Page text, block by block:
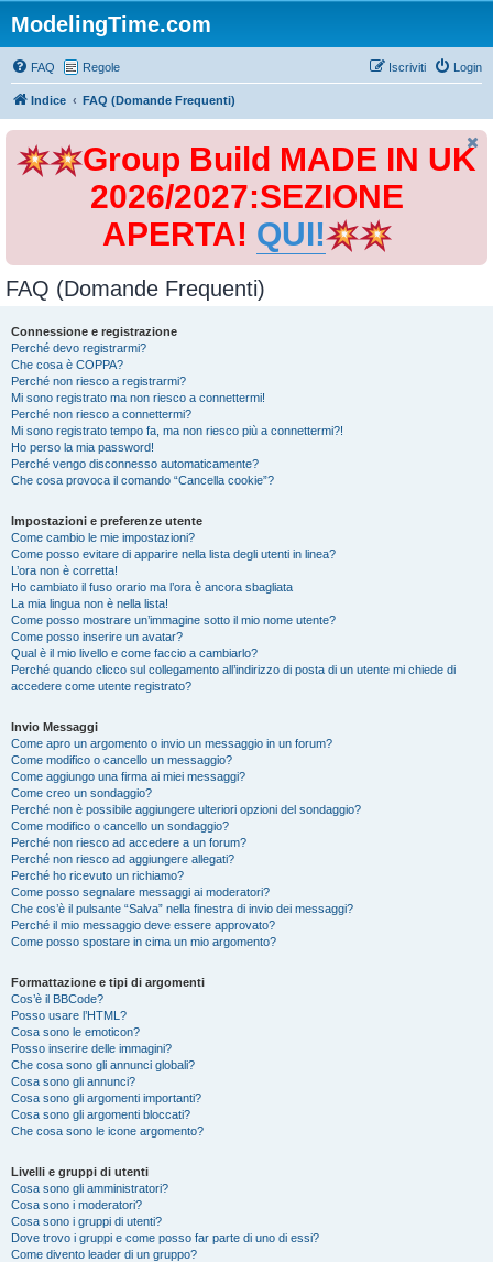
ModelingTime.com
FAQ Regole Login
Iscriviti
Indice FAQ (Domande Frequenti)
Group Build MADE IN UK
2026/2027:SEZIONE
APERTA! QUI!
FAQ (Domande Frequenti)
Connessione e registrazione
Perché devo registrarmi?
Che cosa è COPPA?
Perché non riesco a registrarmi?
Mi sono registrato ma non riesco a connettermi!
Perché non riesco a connettermi?
Mi sono registrato tempo fa, ma non riesco più a connettermi?!
Ho perso la mia password!
Perché vengo disconnesso automaticamente?
Che cosa provoca il comando “Cancella cookie”?
Impostazioni e preferenze utente
Come cambio le mie impostazioni?
Come posso evitare di apparire nella lista degli utenti in linea?
L’ora non è corretta!
Ho cambiato il fuso orario ma l’ora è ancora sbagliata
La mia lingua non è nella lista!
Come posso mostrare un’immagine sotto il mio nome utente?
Come posso inserire un avatar?
Qual è il mio livello e come faccio a cambiarlo?
Perché quando clicco sul collegamento all’indirizzo di posta di un utente mi chiede di
accedere come utente registrato?
Invio Messaggi
Come apro un argomento o invio un messaggio in un forum?
Come modifico o cancello un messaggio?
Come aggiungo una firma ai miei messaggi?
Come creo un sondaggio?
Perché non è possibile aggiungere ulteriori opzioni del sondaggio?
Come modifico o cancello un sondaggio?
Perché non riesco ad accedere a un forum?
Perché non riesco ad aggiungere allegati?
Perché ho ricevuto un richiamo?
Come posso segnalare messaggi ai moderatori?
Che cos’è il pulsante “Salva” nella finestra di invio dei messaggi?
Perché il mio messaggio deve essere approvato?
Come posso spostare in cima un mio argomento?
Formattazione e tipi di argomenti
Cos’è il BBCode?
Posso usare l’HTML?
Cosa sono le emoticon?
Posso inserire delle immagini?
Che cosa sono gli annunci globali?
Cosa sono gli annunci?
Cosa sono gli argomenti importanti?
Cosa sono gli argomenti bloccati?
Che cosa sono le icone argomento?
Livelli e gruppi di utenti
Cosa sono gli amministratori?
Cosa sono i moderatori?
Cosa sono i gruppi di utenti?
Dove trovo i gruppi e come posso far parte di uno di essi?
Come divento leader di un gruppo?